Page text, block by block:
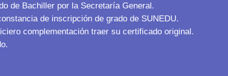
de Bachiller por la Secretaría General.
de inscripción de grado de SUNEDU.
complementación traer su certificado original.